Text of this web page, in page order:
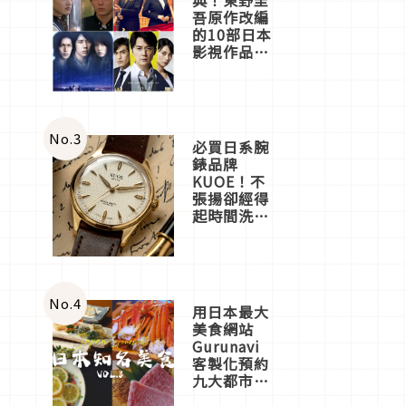
吾原作改編
的10部日本
影視作品推
No.3 必買日系腕
錶品牌
KUOE！不
張揚卻經得
起時間洗鍊
No.4 用日本最大
美食網站
Gurunavi
客製化預約
九大都市餐